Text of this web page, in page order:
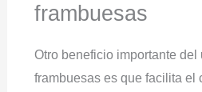
frambuesas
Otro beneficio importante del
frambuesas es que facilita el